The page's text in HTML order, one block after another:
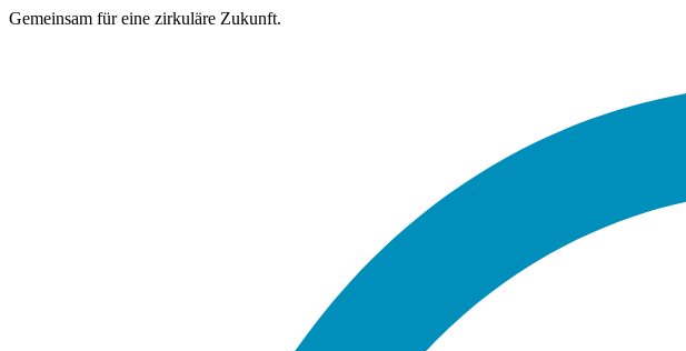
Gemeinsam für eine zirkuläre Zukunft.